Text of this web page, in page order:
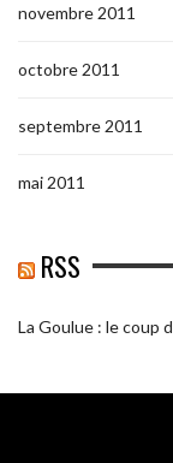
novembre 2011
octobre 2011
septembre 2011
mai 2011
RSS
La Goulue : le coup